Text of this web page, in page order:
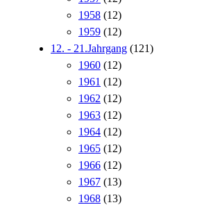
1958 (12)
1959 (12)
12. - 21.Jahrgang (121)
1960 (12)
1961 (12)
1962 (12)
1963 (12)
1964 (12)
1965 (12)
1966 (12)
1967 (13)
1968 (13)